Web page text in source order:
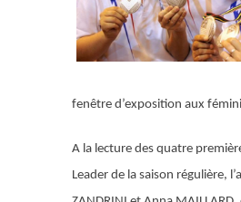
fenêtre d’exposition aux
A la lecture des quatre
Leader de la saison régulière,